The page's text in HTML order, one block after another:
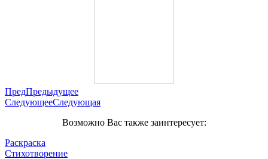
ПредПредыдущее
СледующееСледующая
Возможно Вас также заинтересует:
Раскраска
Стихотворение